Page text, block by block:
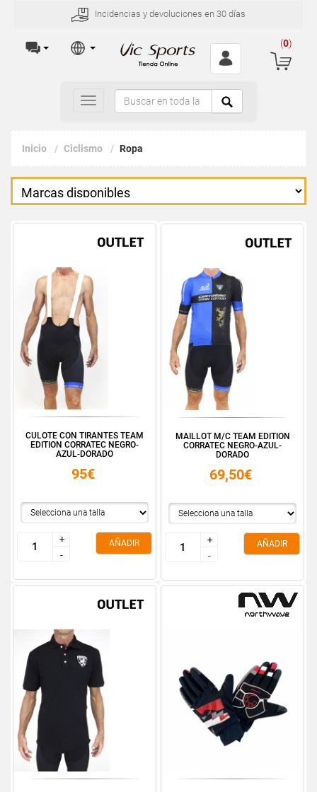
Incidencias y devoluciones en 30 días
(0)
Toggle
navigation
Inicio Ciclismo Ropa
CULOTE CON TIRANTES TEAM
EDITION CORRATEC NEGRO-
AZUL-DORADO
95€
+
-
+
-
AÑADIR
MAILLOT M/C TEAM EDITION
CORRATEC NEGRO-AZUL-
DORADO
69,50€
+
-
+
-
AÑADIR